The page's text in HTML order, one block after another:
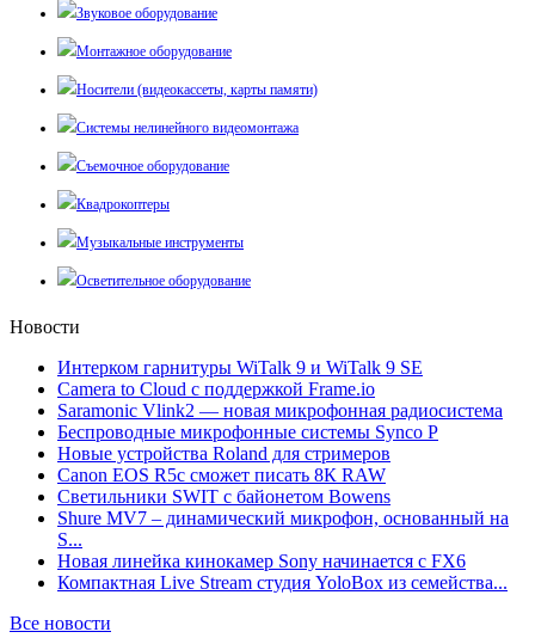
Звуковое оборудование
Монтажное оборудование
Носители (видеокассеты, карты памяти)
Системы нелинейного видеомонтажа
Съемочное оборудование
Квадрокоптеры
Музыкальные инструменты
Осветительное оборудование
Новости
Интерком гарнитуры WiTalk 9 и WiTalk 9 SE
Camera to Cloud с поддержкой Frame.io
Saramonic Vlink2 — новая микрофонная радиосистема
Беспроводные микрофонные системы Synco P
Новые устройства Roland для стримеров
Canon EOS R5c сможет писать 8К RAW
Светильники SWIT с байонетом Bowens
Shure MV7 – динамический микрофон, основанный на
S...
Новая линейка кинокамер Sony начинается с FX6
Компактная Live Stream студия YoloBox из семейства...
Все новости